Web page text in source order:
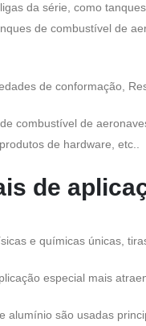
da série, como
de combustível de
de conformação,
combustível de
de hardware, etc..
de
e químicas únicas,
especial mais
alumínio são usadas